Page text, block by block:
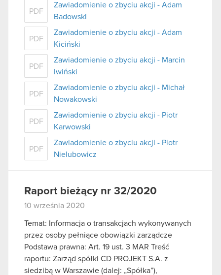
PDF
Zawiadomienie o zbyciu akcji - Adam
Badowski
PDF
Zawiadomienie o zbyciu akcji - Adam
Kiciński
PDF
Zawiadomienie o zbyciu akcji - Marcin
Iwiński
PDF
Zawiadomienie o zbyciu akcji - Michał
Nowakowski
PDF
Zawiadomienie o zbyciu akcji - Piotr
Karwowski
PDF
Zawiadomienie o zbyciu akcji - Piotr
Nielubowicz
Raport bieżący nr 32/2020
10 września 2020
Temat: Informacja o transakcjach wykonywanych
przez osoby pełniące obowiązki zarządcze
Podstawa prawna: Art. 19 ust. 3 MAR Treść
raportu: Zarząd spółki CD PROJEKT S.A. z
siedzibą w Warszawie (dalej: „Spółka”),